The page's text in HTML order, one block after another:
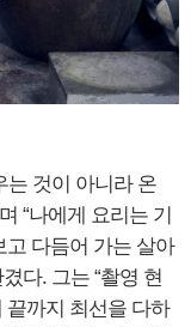
는 것이 아니라 온
“나에게 요리는 기
고 다듬어 가는 살아
다. 그는 “촬영 현
끝까지 최선을 다하